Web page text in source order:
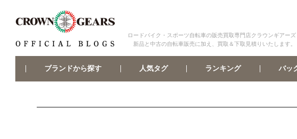
ロードバイク・スポーツ自転車の販売買取専門店クラウンギアーズ
新品と中古の自転車販売に加え、買取＆下取見積りいたします。
ブランドから探す 人気タグ ランキング バッ